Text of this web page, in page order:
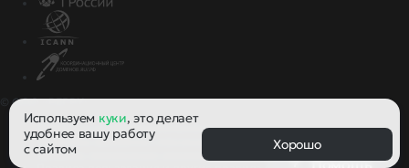
© ООО «РЕГ.РУ»
Политика конфиденциальности
Политика обработки персональных данных
Правила применения рекомендательных технологий
Используем куки, это делает
удобнее вашу работу
с сайтом
Хорошо
Помощь